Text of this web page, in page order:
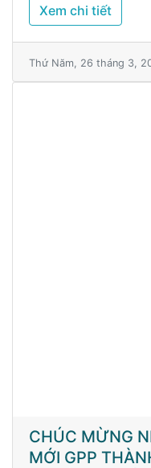
Xem chi tiết
Thứ Năm, 26 tháng 3,
CHÚC MỪNG
MỚI GPP